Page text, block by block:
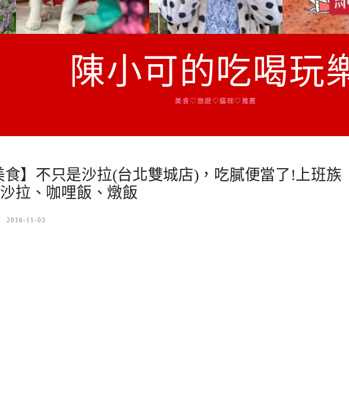
陳小可的吃喝玩
美食♡旅遊♡貓咪♡推薦
食】不只是沙拉(台北雙城店)，吃膩便當了!上班族
拉、咖哩飯、燉飯
2016-11-03